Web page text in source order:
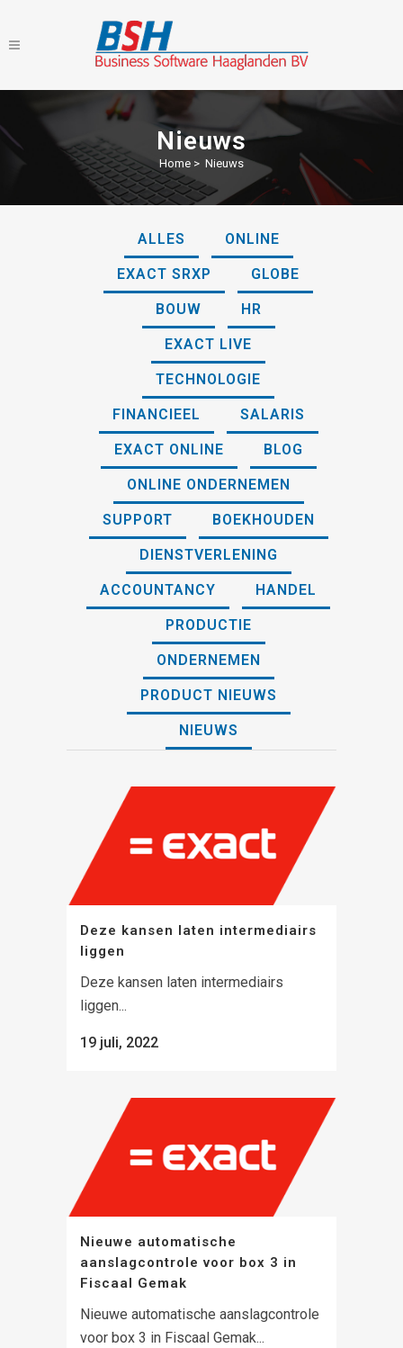
Nieuws
Home > Nieuws
ALLES ONLINE
EXACT SRXP GLOBE
BOUW HR
EXACT LIVE
TECHNOLOGIE
FINANCIEEL SALARIS
EXACT ONLINE BLOG
ONLINE ONDERNEMEN
SUPPORT BOEKHOUDEN
DIENSTVERLENING
ACCOUNTANCY HANDEL
PRODUCTIE
ONDERNEMEN
PRODUCT NIEUWS
NIEUWS
Deze kansen laten intermediairs
liggen
Deze kansen laten intermediairs
liggen...
19 juli, 2022
Nieuwe automatische
aanslagcontrole voor box 3 in
Fiscaal Gemak
Nieuwe automatische aanslagcontrole
voor box 3 in Fiscaal Gemak...